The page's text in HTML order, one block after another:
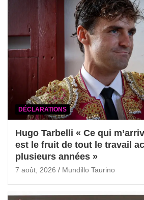
DÉCLARATIONS
Hugo Tarbelli « Ce qui
est le fruit de tout le travail
plusieurs années »
7 août, 2026 Mundillo Taurino